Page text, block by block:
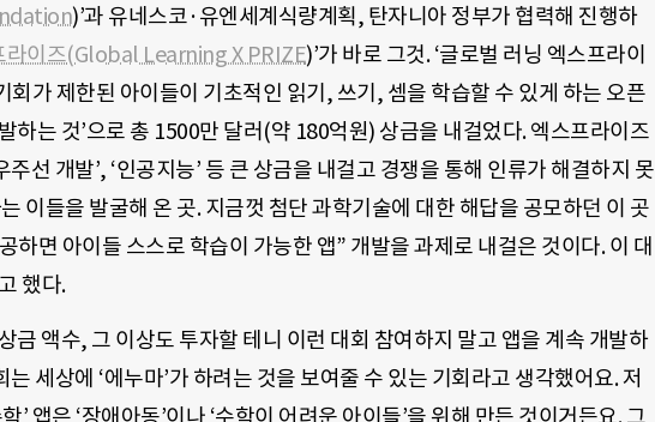
)’과 유네스코·유엔세계식량계획, 탄자니아 정부가 협력해 진행하
라이즈(Global Learning X PRIZE)’가 바로 그것.‘글로벌 러닝 엑스프라이
회가 제한된 아이들이 기초적인 읽기 , 쓰기 , 셈을 학습할 수 있게 하는 오픈
하는 것’으로 총 1500만 달러 (약 180억원) 상금을 내걸었다. 엑스프라이즈
주선 개발’, ‘인공지능’ 등 큰 상금을 내걸고 경쟁을 통해 인류가 해결하지 못
이들을 발굴해 온 곳. 지금껏 첨단 과학기술에 대한 해답을 공모하던 이 곳
하면 아이들 스스로 학습이 가능한 앱” 개발을 과제로 내걸은 것이다. 이 대
고 했다.
상금 액수, 그 이상도 투자할 테니 이런 대회 참여하지 말고 앱을 계속 개발하
는 세상에 ‘에누마’가 하려는 것을 보여줄 수 있는 기회라고 생각했어요. 저